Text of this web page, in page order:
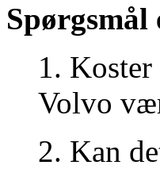
Spørgsmål
1. Koster
Volvo
2. Kan